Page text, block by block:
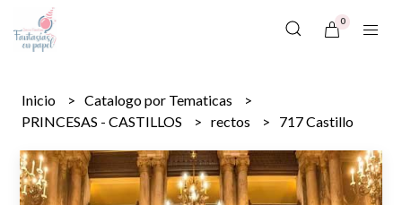
0
Inicio
Catalogo por Tematicas
PRINCESAS - CASTILLOS
rectos 717 Castillo